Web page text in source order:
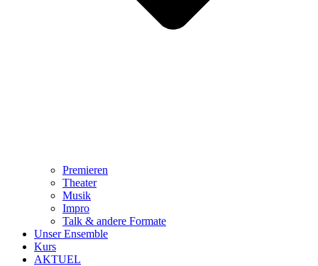
Premieren
Theater
Musik
Impro
Talk & andere Formate
Unser Ensemble
Kurs
AKTUEL